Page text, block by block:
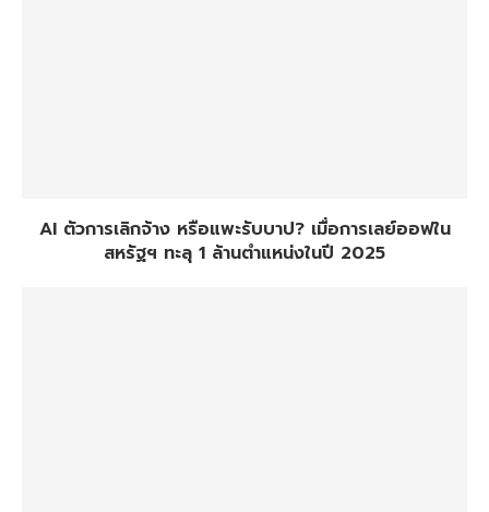
AI ตัวการเลิกจ้าง หรือแพะรับบาป? เมื่อการเลย์ออฟใน
สหรัฐฯ ทะลุ 1 ล้านตำแหน่งในปี 2025